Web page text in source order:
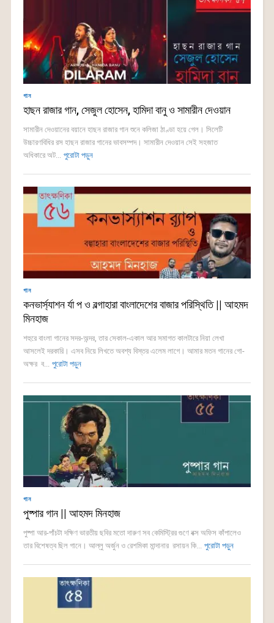
গান
হাছন রাজার গান, সেজুল হোসেন, হামিদা বানু ও সামারীন দেওয়ান
সামারীন দেওয়ানের বয়ানে হাছন রাজার গান শুনে কলিজা ঠাণ্ডা হয়ে গেল। সিলেটি
উচ্চারণবিধির রস হাছন রাজার গানের ভাবসম্পদ। সামারীন দেওয়ান সেই সহজাত
অধিকারে অট... পুরোটা পড়ুন
গান
কনভার্স্যাশন র্যা প ও বল্গাহারা বাংলাদেশের বাজার পরিস্থিতি || আহমদ
মিনহাজ
শহুরে বাংলা গানের সদর-অন্দর, তার সেকাল-একাল আর সমাগত কালটারে নিয়া লেখা
আসলেই দরকারি। এসব নিয়ে লিখতে অবশ্য বিস্তর এলেম লাগে। আমার মতন গানের গো-
অক্ষর ব... পুরোটা পড়ুন
গান
পুষ্পার গান || আহমদ মিনহাজ
পুষ্পা আর-পাঁচটা দক্ষিণ ভারতীয় ছবির মতো দারুণ সব কেমিস্ট্রির গুণে বক্স অফিস কাঁপালেও
তার বিশেষত্ব ছিল গানে। আল্লু অর্জুন ও রেশমিকা মান্দানার রসায়ন কি... পুরোটা পড়ুন